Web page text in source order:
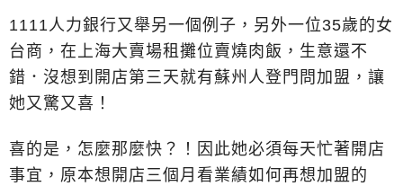
1111人力銀行又舉另一個例子，另外一位35歲的女
台商，在上海大賣場租攤位賣燒肉飯，生意還不
錯．沒想到開店第三天就有蘇州人登門問加盟，讓
她又驚又喜！
喜的是，怎麼那麼快？！因此她必須每天忙著開店
事宜，原本想開店三個月看業績如何再想加盟的